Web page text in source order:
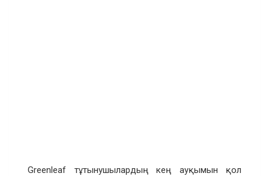
Greenleaf тұтынушылардың кең ауқымын қол